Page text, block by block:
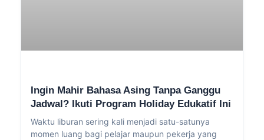
Ingin Mahir Bahasa Asing Tanpa Ganggu
Jadwal? Ikuti Program Holiday Edukatif Ini
Waktu liburan sering kali menjadi satu-satunya
momen luang bagi pelajar maupun pekerja yang